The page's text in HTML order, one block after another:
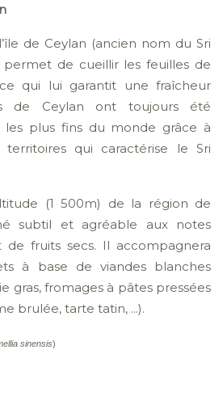
de Ceylan (ancien nom du Sri
permet de cueillir les feuilles de
qui lui garantit une fraîcheur
de Ceylan ont toujours été
les plus fins du monde grâce à
territoires qui caractérise le Sri
(1 500m) de la région de
subtil et agréable aux notes
de fruits secs. Il accompagnera
à base de viandes blanches
gras, fromages à pâtes pressées
brulée, tarte tatin, ...).
sinensis)